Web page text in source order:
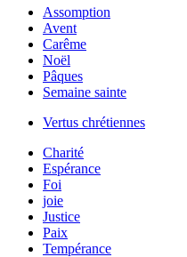
Assomption
Avent
Carême
Noël
Pâques
Semaine sainte
Vertus chrétiennes
Charité
Espérance
Foi
joie
Justice
Paix
Tempérance